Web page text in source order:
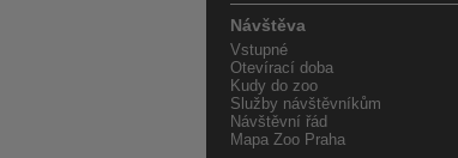
Návštěva
Vstupné
Otevírací doba
Kudy do zoo
Služby návštěvníkům
Návštěvní řád
Mapa Zoo Praha